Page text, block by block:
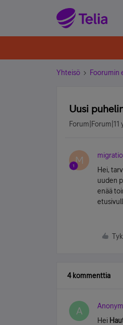
Yhteisö Foorumin
Uusi
Forum|Forum|11
M
Hei,
uuden
enää
4 kommenttia
A
Hei